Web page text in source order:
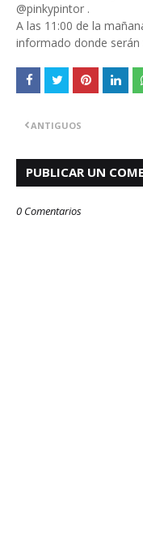
@pinkypintor .
A las 11:00 de la
informado donde
ANTIGUOS
PUBLICAR UN
0 Comentarios